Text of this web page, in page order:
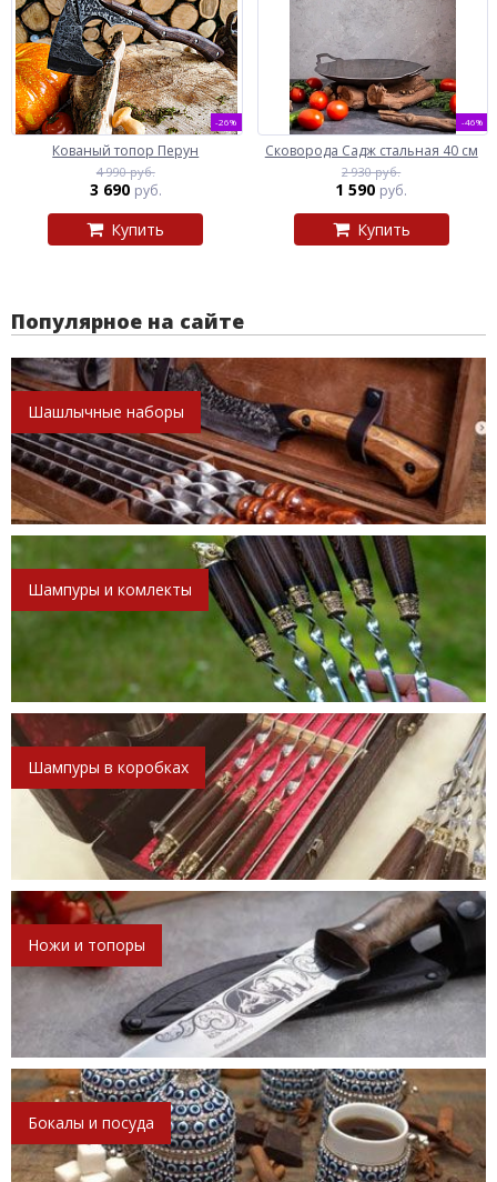
-26%
Кованый топор Перун
4 990 руб.
3 690 руб.
Купить
-46%
Сковорода Садж стальная 40 см
2 930 руб.
1 590 руб.
Купить
Популярное на сайте
Шашлычные наборы
Шампуры и комлекты
Шампуры в коробках
Ножи и топоры
Бокалы и посуда